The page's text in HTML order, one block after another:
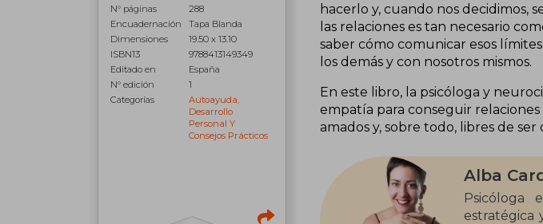
N° páginas
288
Encuadernación
Tapa Blanda
Dimensiones
19.50 x 13.10
ISBN13
9788413149349
Editado en
España
N° edición
1
Categorías
Autoayuda,
Desarrollo
Personal Y
Consejos Prácticos
hacerlo y, cuando nos decidimos,
las relaciones es tan necesario
saber cómo comunicar esos
los demás y con nosotros mismos.
En este libro, la psicóloga y
empatía para conseguir relaciones
amados y, sobre todo, libres de
Alba
Psicóloga
estratégica